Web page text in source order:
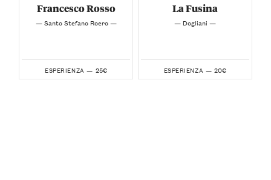
Francesco Rosso
— Santo Stefano Roero —
ESPERIENZA — 25€
La Fusina
— Dogliani —
ESPERIENZA — 20€